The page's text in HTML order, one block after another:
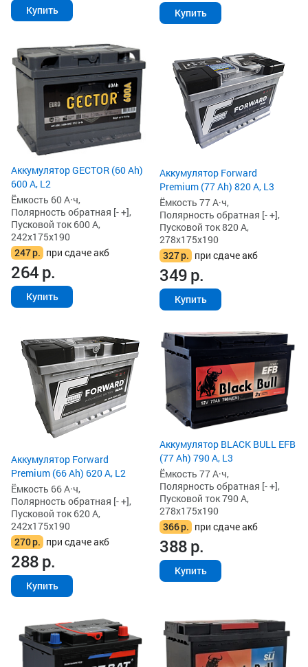
Купить Купить
Аккумулятор GECTOR (60 Ah)
600 А, L2
Ёмкость 60 А·ч,
Полярность обратная [- +],
Пусковой ток 600 А,
242x175x190
247р. при сдаче акб
264р.
Купить
Аккумулятор Forward
Premium (77 Ah) 820 А, L3
Ёмкость 77 А·ч,
Полярность обратная [- +],
Пусковой ток 820 А,
278x175x190
327р. при сдаче акб
349р.
Купить
Аккумулятор Forward
Premium (66 Ah) 620 А, L2
Ёмкость 66 А·ч,
Полярность обратная [- +],
Пусковой ток 620 А,
242x175x190
270р. при сдаче акб
288р.
Купить
Аккумулятор BLACK BULL EFB
(77 Ah) 790 А, L3
Ёмкость 77 А·ч,
Полярность обратная [- +],
Пусковой ток 790 А,
278x175x190
366р. при сдаче акб
388р.
Купить